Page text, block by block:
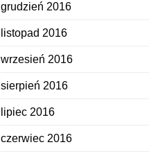
grudzień 2016
listopad 2016
wrzesień 2016
sierpień 2016
lipiec 2016
czerwiec 2016